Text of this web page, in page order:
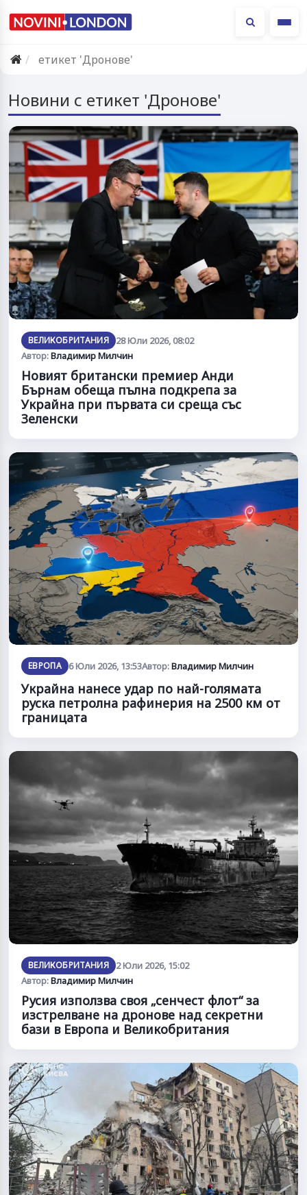
етикет 'Дронове'
Новини с етикет 'Дронове'
ВЕЛИКОБРИТАНИЯ
28 Юли 2026, 08:02
Автор:Владимир Милчин
Новият британски премиер Анди
Бърнам обеща пълна подкрепа за
Украйна при първата си среща със
Зеленски
ЕВРОПА 6 Юли 2026, 13:53Автор:Владимир Милчин
Украйна нанесе удар по най-голямата
руска петролна рафинерия на 2500 км от
границата
ВЕЛИКОБРИТАНИЯ
2 Юли 2026, 15:02
Автор:Владимир Милчин
Русия използва своя „сенчест флот“ за
изстрелване на дронове над секретни
бази в Европа и Великобритания